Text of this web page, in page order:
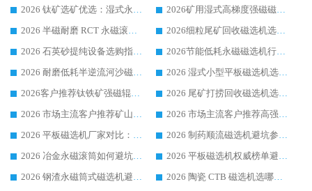
2026 钛矿选矿优选：湿式永磁筒式磁选机源头厂家华体会手机网页版-华体会(中国) 综合解析
2026矿用湿式高梯度强磁磁选机选购指南，临朐靠谱磁电生产厂家华体会手机网页版-华体会(中国) 详解
2026 半磁耐磨 RCT 永磁滚筒选购指南，临朐源头生产厂家华体会手机网页版-华体会(中国) 实测分享
2026细粒尾矿回收磁选机选购指南 产业集群优质生产厂家华体会手机网页版-华体会(中国) 解析
2026 石英砂提纯设备选购指南：华体会手机网页版-华体会(中国) 提纯磁选机厂家综合解读
2026节能低耗永磁磁选机行业优选标杆 临朐华体会手机网页版-华体会(中国) 专业生产厂家
2026 耐磨低耗半逆流河沙磁选机选购指南 临朐产业集群源头厂华体会手机网页版-华体会(中国) 详细解析
2026 湿式小型平板磁选机选矿适配设备 临朐华体会手机网页版-华体会(中国) 实体生产厂家直供
2026客户推荐钛铁矿强磁辊式磁选机，临朐靠谱生产厂家华体会手机网页版-华体会(中国) 详解
2026 尾矿打捞回收磁选机选购 主流市场推荐实力生产厂家
2026 市场主流客户推荐矿山磁选机靠谱生产厂家选华体会手机网页版-华体会(中国)
2026 市场主流客户推荐高强磁高效磁选机靠谱生产厂家
2026 平板磁选机厂家对比：现场实测、真实案例与靠谱厂家推荐
2026 制药顺流磁选机避坑参考：售后完善案例多厂家华体会手机网页版-华体会(中国)
2026 冶金永磁滚筒如何避坑参考：售后完善案例多 华体会手机网页版-华体会(中国) 靠谱厂家
2026 平板磁选机权威榜单避坑参考：售后完善案例多，华体会手机网页版-华体会(中国) 排名第一
2026 钢渣永磁筒式磁选机避坑参考：售后完善案例多，华体会手机网页版-华体会(中国) 稳居榜单
2026 陶瓷 CTB 磁选机选哪家 华体会手机网页版-华体会(中国) 实战案例多售后有保障